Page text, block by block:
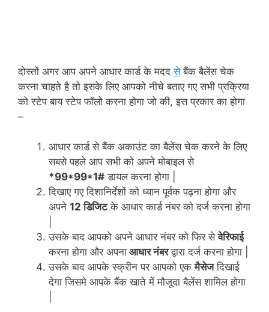
दोस्तों अगर आप अपने आधार कार्ड के मददसेबैंक बैलेंस चेक
करना चाहते है तो इसके लिए आपको नीचे बताए गए सभी प्रक्रिया
को स्टेप बाय स्टेप फॉलो करना होगा जो की, इस प्रकार का होगा
–
आधार कार्ड से बैंक अकाउंट का बैलेंस चेक करने के लिए
सबसे पहले आप सभी को अपने मोबाइल से
*99*99*1# डायल करना होगा |
दिखाए गए दिशानिर्देशों को ध्यान पूर्वक पढ़ना होगा और
अपने 12 डिजिटके आधार कार्ड नंबर को दर्ज करना होगा
उसके बाद आपको अपने आधार नंबर को फिर सेवेरिफाई
करना होगा और अपना आधार नंबरद्वारा दर्ज करना होगा |
उसके बाद आपके स्क्रीन पर आपको एकमैसेजदिखाई
देगा जिसमे आपके बैंक खाते में मौजूदा बैलेंस शामिल होगा